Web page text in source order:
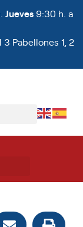
Jueves 9:30 h. a
Pabellones 1, 2